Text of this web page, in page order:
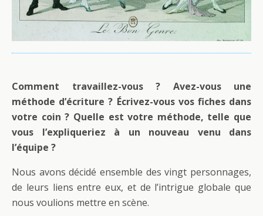
Comment travaillez-vous ? Avez-vous une
méthode d’écriture ? Écrivez-vous vos fiches dans
votre coin ? Quelle est votre méthode, telle que
vous l’expliqueriez à un nouveau venu dans
l’équipe ?
Nous avons décidé ensemble des vingt personnages,
de leurs liens entre eux, et de l’intrigue globale que
nous voulions mettre en scène.